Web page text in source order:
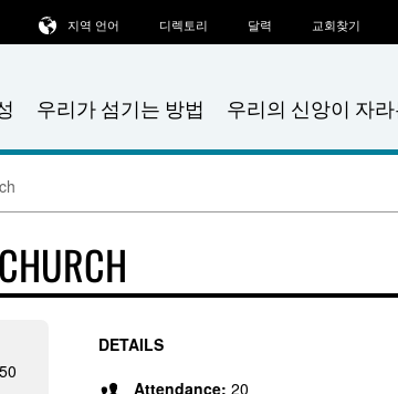
우리가 섬기는 방법 우리의 신앙이 자
지역 언어 디렉토리 달력 교회찾기
DETAILS
Attendance: 20